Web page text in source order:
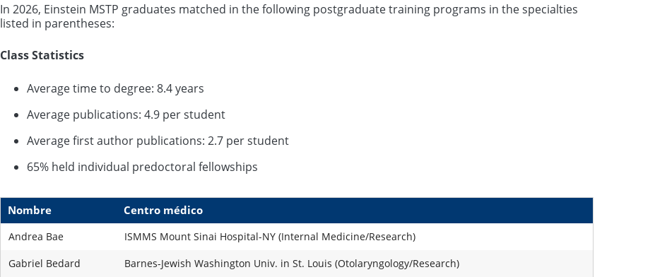
In 2026, Einstein MSTP graduates matched in the following postgraduate training programs in the specialties
listed in parentheses:
Class Statistics
Average time to degree: 8.4 years
Average publications: 4.9 per student
Average first author publications: 2.7 per student
65% held individual predoctoral fellowships
Nombre Centro médico
Andrea Bae
ISMMS Mount Sinai Hospital-NY (Internal Medicine/Research)
Gabriel Bedard
Barnes-Jewish Washington Univ. in St. Louis (Otolaryngology/Research)